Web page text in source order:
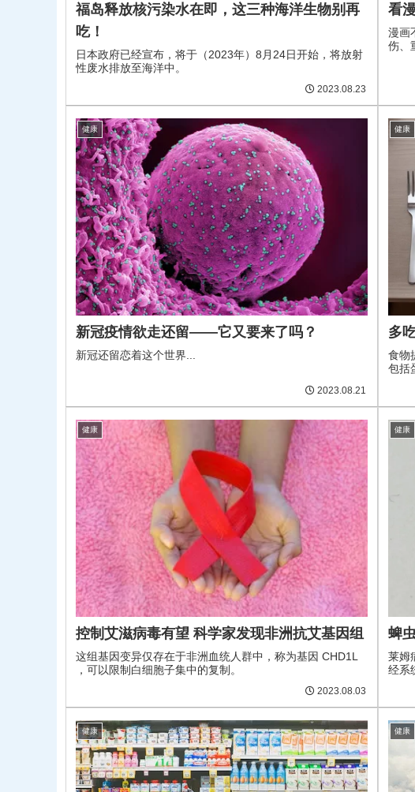
福岛释放核污染水在即，这三种海洋生物别再
吃！
日本政府已经宣布，将于（2023年）8月24日开始，将放射
性废水排放至海洋中。
2023.08.23
看
漫画
伤、
健康
新冠疫情欲走还留——它又要来了吗？
新冠还留恋着这个世界...
2023.08.21
健康
多
食物
包括
健康
控制艾滋病毒有望 科学家发现非洲抗艾基因组
这组基因变异仅存在于非洲血统人群中，称为基因 CHD1L
，可以限制白细胞子集中的复制。
2023.08.03
健康
蜱
莱姆
经系
健康 健康